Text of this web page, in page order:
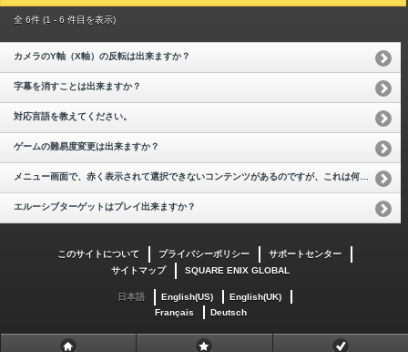
全 6件 (1 - 6 件目を表示)
カメラのY軸（X軸）の反転は出来ますか？
字幕を消すことは出来ますか？
対応言語を教えてください。
ゲームの難易度変更は出来ますか？
エルーシブターゲットはプレイ出来ますか？
このサイトについて プライバシーポリシー
サポートセンター
サイトマップ
SQUARE ENIX GLOBAL
日本語 English(US)
English(UK)
Français
Deutsch